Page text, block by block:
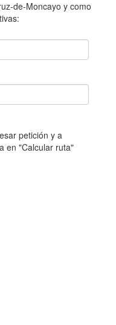
de-Moncayo y como
petición y a
en "Calcular ruta"